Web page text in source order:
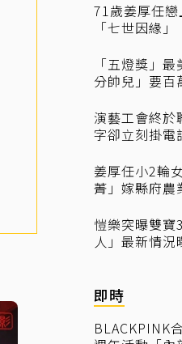
71歲姜厚任
「七世因緣
「五燈獎」
分帥兒」要百
演藝工會終於
字卻立刻掛電
姜厚任小2輪
菁」嫁縣府
愷樂突曝雙寶
人」最新情況
即時
BLACKPINK